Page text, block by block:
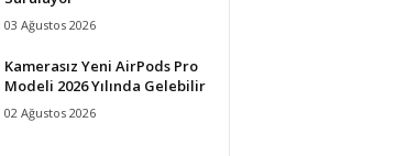
03 Ağustos 2026
Kamerasız Yeni AirPods Pro
Modeli 2026 Yılında Gelebilir
02 Ağustos 2026